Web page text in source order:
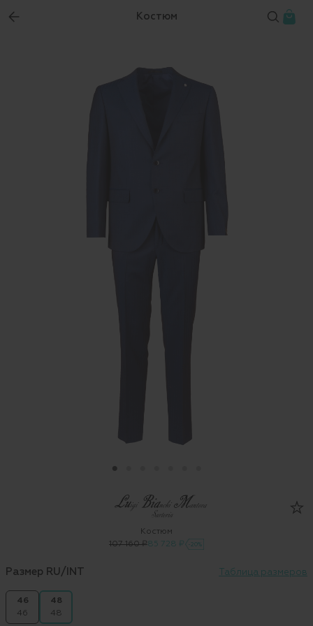
Костюм
Костюм
107 160 ₽85 728 ₽ -20%
Размер RU/INT Таблица размеров
46
46
48
48